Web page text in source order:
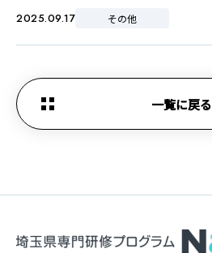
2025.09.17 その他
一覧に戻る